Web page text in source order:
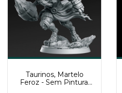
Taurinos, Martelo
Feroz - Sem Pintura,